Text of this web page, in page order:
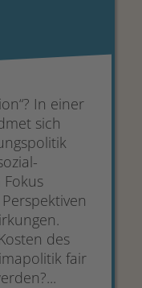
In einer
sich
des
fair